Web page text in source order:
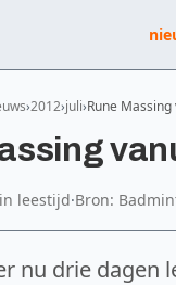
2012 juli Rune
leestijd·Bron:
nu drie dagen